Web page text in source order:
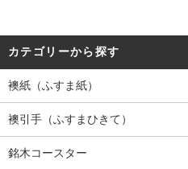
カテゴリーから探す
襖紙（ふすま紙）
襖引手（ふすまひきて）
銘木コースター